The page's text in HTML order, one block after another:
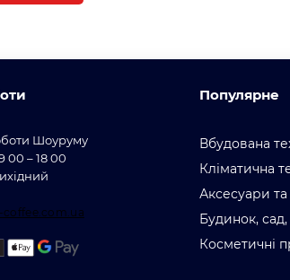
Шоуруму
00 – 18 00
Популярне
Вбудована
Кліматична
Аксесуари
Будинок,
Косметичні